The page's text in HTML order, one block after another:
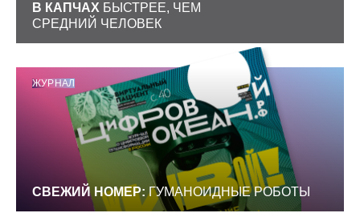
В КАПЧАХ БЫСТРЕЕ, ЧЕМ
СРЕДНИЙ ЧЕЛОВЕК
ЖУРНАЛ
СВЕЖИЙ НОМЕР: ГУМАНОИДНЫЕ РОБОТЫ